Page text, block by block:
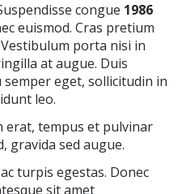
congue 1986
euismod. Cras pretium
porta nisi in
at augue. Duis
eget, sollicitudin in
leo.
erat, tempus et pulvinar
gravida sed augue.
turpis egestas. Donec
sit amet